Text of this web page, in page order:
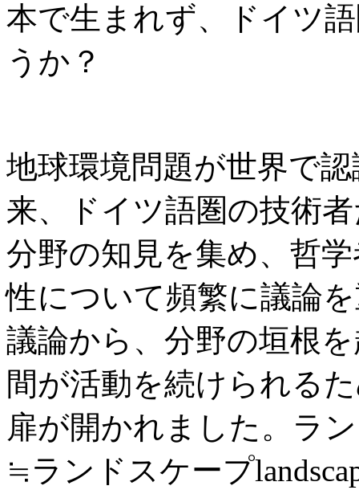
本で生まれず、ドイツ
うか？
地球環境問題が世界で
来、ドイツ語圏の技術
分野の知見を集め、哲
性について頻繁に議論
議論から、分野の垣根
間が活動を続けられる
扉が開かれました。ラ
≒ランドスケープ